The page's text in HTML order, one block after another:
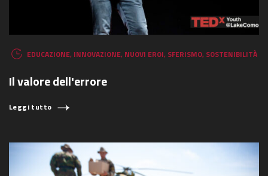
EDUCAZIONE, INNOVAZIONE, NUOVI EROI, SFERISMO, SOSTENIBILITÀ
Il valore dell'errore
Leggi tutto